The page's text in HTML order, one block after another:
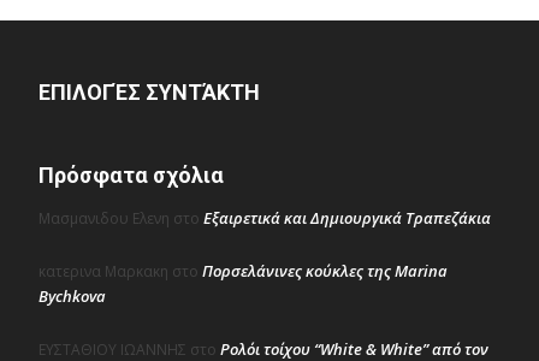
ΕΠΙΛΟΓΈΣ ΣΥΝΤΆΚΤΗ
Πρόσφατα σχόλια
Μασμανιδου Ελενη στο Εξαιρετικά και Δημιουργικά Τραπεζάκια
κατερινα Μαρκακη στο Πορσελάνινες κούκλες της Marina
Bychkova
ΕΥΣΤΑΘΙΟΥ ΙΩΑΝΝΗΣ στο Ρολόι τοίχου “White & White” από τον